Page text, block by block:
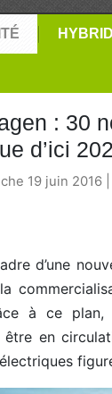
: 30
d’ici
19 juin 2016
d’une
à ce plan,
être en